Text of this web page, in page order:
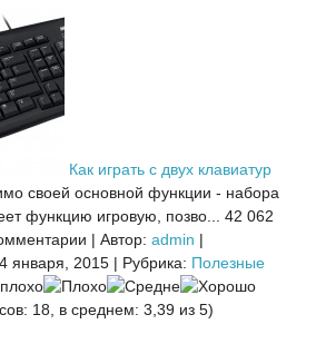
Как играть с двух клавиатур
своей основной функции - набора
функцию игровую, позво...
42 062
| Автор: admin |
января, 2015 | Рубрика: Полезные
18, в среднем: 3,39 из 5)